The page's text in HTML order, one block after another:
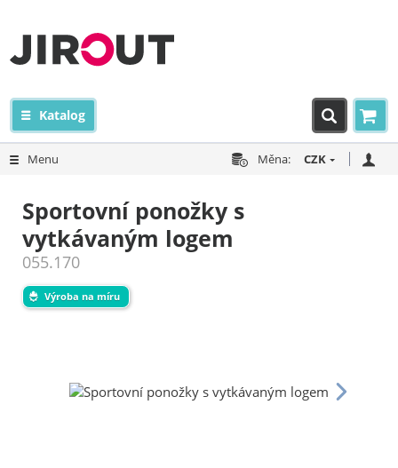
Katalog
Menu Měna: CZK
Sportovní ponožky s
vytkávaným logem
055.170
Výroba na míru